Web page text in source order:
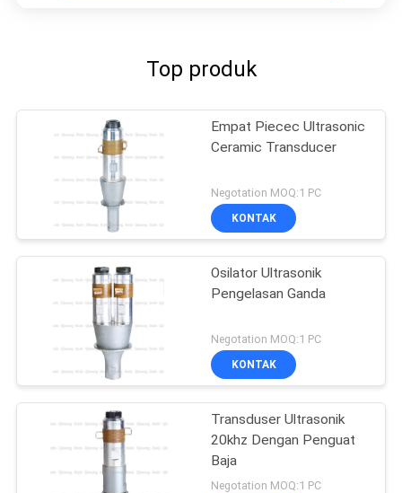
Top produk
Empat Piecec Ultrasonic
Ceramic Transducer
Negotation MOQ:1 PC
KONTAK
Osilator Ultrasonik
Pengelasan Ganda
Negotation MOQ:1 PC
KONTAK
Transduser Ultrasonik
20khz Dengan Penguat
Baja
Negotation MOQ:1 PC